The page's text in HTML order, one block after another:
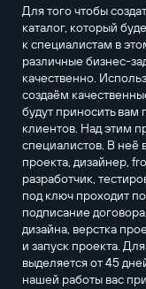
Для того чтобы
каталог, который
к специалистам в
различные бизнес-
качественно.
создаём
будут приносить вам
клиентов. Над этим
специалистов. В неё
проекта, дизайнер,
разработчик,
под ключ проходит
подписание
дизайна, верстка
и запуск проекта.
выделяется от 45
нашей работы вас